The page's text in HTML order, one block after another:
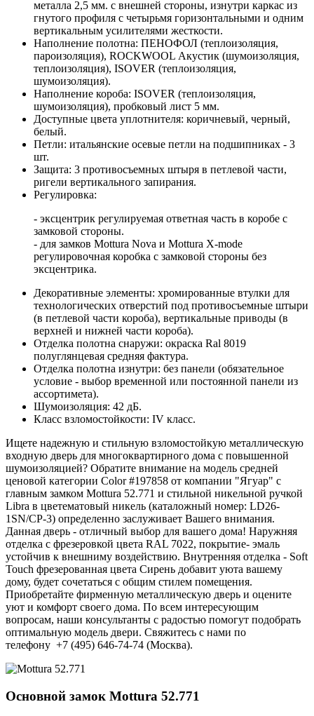
металла 2,5 мм. с внешней стороны, изнутри каркас из
гнутого профиля с четырьмя горизонтальными и одним
вертикальным усилителями жесткости.
Наполнение полотна: ПЕНОФОЛ (теплоизоляция,
пароизоляция), ROCKWOOL Акустик (шумоизоляция,
теплоизоляция), ISOVER (теплоизоляция,
шумоизоляция).
Наполнение короба: ISOVER (теплоизоляция,
шумоизоляция), пробковый лист 5 мм.
Доступные цвета уплотнителя: коричневый, черный,
белый.
Петли: итальянские осевые петли на подшипниках - 3
шт.
Защита: 3 противосъемных штыря в петлевой части,
ригели вертикального запирания.
Регулировка:
- эксцентрик регулируемая ответная часть в коробе с
замковой стороны.
- для замков Mottura Nova и Mottura X-mode
регулировочная коробка с замковой стороны без
эксцентрика.
Декоративные элементы: хромированные втулки для
технологических отверстий под противосъемные штыри
(в петлевой части короба), вертикальные приводы (в
верхней и нижней части короба).
Отделка полотна снаружи: окраска Ral 8019
полуглянцевая средняя фактура.
Отделка полотна изнутри: без панели (обязательное
условие - выбор временной или постоянной панели из
ассортимета).
Шумоизоляция: 42 дБ.
Класс взломостойкости: IV класс.
Ищете надежную и стильную взломостойкую металлическую
входную дверь для многоквартирного дома с повышенной
шумоизоляцией? Обратите внимание на модель средней
ценовой категории Color #197858 от компании "Ягуар" с
главным замком Mottura 52.771 и стильной никельной ручкой
Libra в цветематовый никель (каталожный номер: LD26-
1SN/CP-3) определенно заслуживает Вашего внимания.
Данная дверь - отличный выбор для вашего дома! Наружняя
отделка с фрезеровкой цвета RAL 7022, покрытие- эмаль
устойчив к внешниму воздействию. Внутренняя отделка - Soft
Touch фрезерованная цвета Сирень добавит уюта вашему
дому, будет сочетаться с общим стилем помещения.
Приобретайте фирменную металлическую дверь и оцените
уют и комфорт своего дома. По всем интересующим
вопросам, наши консультанты с радостью помогут подобрать
оптимальную модель двери. Свяжитесь с нами по
телефону +7 (495) 646-74-74 (Москва).
Основной замок Mottura 52.771